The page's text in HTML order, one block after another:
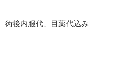
術後内服代、目薬代込み